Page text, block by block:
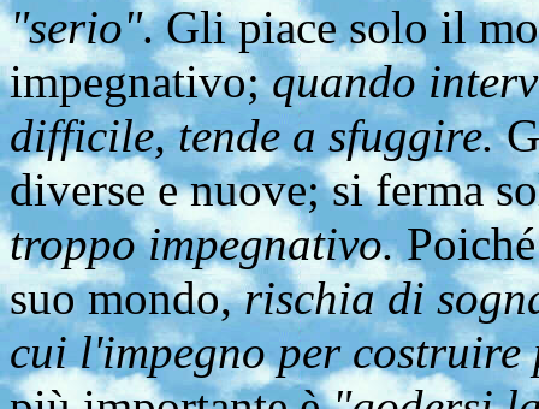
"serio". Gli piace solo il
impegnativo;quando
difficile, tende a sfuggire.
diverse e nuove; si ferma
troppo impegnativo.Poiché
suo mondo,rischia di
cui l'impegno per costruire